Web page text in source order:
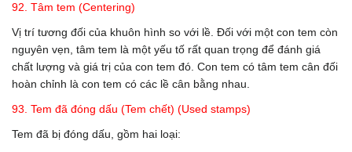
92. Tâm tem (Centering)
Vị trí tương đối của khuôn hình so với lề. Đối với một con tem còn
nguyên vẹn, tâm tem là một yếu tố rất quan trọng để đánh giá
chất lượng và giá trị của con tem đó. Con tem có tâm tem cân đối
hoàn chỉnh là con tem có các lề cân bằng nhau.
93. Tem đã đóng dấu (Tem chết) (Used stamps)
Tem đã bị đóng dấu, gồm hai loại: